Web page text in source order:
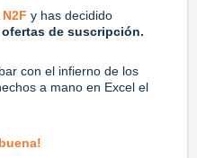
N2F y has decidido
de suscripción.
con el infierno de los
a mano en Excel el